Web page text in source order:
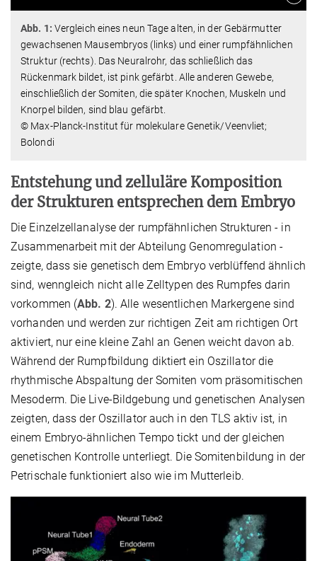
Abb. 1: Vergleich eines neun Tage alten, in der Gebärmutter
gewachsenen Mausembryos (links) und einer rumpfähnlichen
Struktur (rechts). Das Neuralrohr, das schließlich das
Rückenmark bildet, ist pink gefärbt. Alle anderen Gewebe,
einschließlich der Somiten, die später Knochen, Muskeln und
Knorpel bilden, sind blau gefärbt.
© Max-Planck-Institut für molekulare Genetik/Veenvliet;
Bolondi
Entstehung und zelluläre Komposition
der Strukturen entsprechen dem Embryo
Die Einzelzellanalyse der rumpfähnlichen Strukturen - in
Zusammenarbeit mit der Abteilung Genomregulation -
zeigte, dass sie genetisch dem Embryo verblüffend ähnlich
sind, wenngleich nicht alle Zelltypen des Rumpfes darin
vorkommen (Abb. 2). Alle wesentlichen Markergene sind
vorhanden und werden zur richtigen Zeit am richtigen Ort
aktiviert, nur eine kleine Zahl an Genen weicht davon ab.
Während der Rumpfbildung diktiert ein Oszillator die
rhythmische Abspaltung der Somiten vom präsomitischen
Mesoderm. Die Live-Bildgebung und genetischen Analysen
zeigten, dass der Oszillator auch in den TLS aktiv ist, in
einem Embryo-ähnlichen Tempo tickt und der gleichen
genetischen Kontrolle unterliegt. Die Somitenbildung in der
Petrischale funktioniert also wie im Mutterleib.